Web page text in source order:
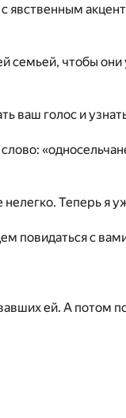
явственным
семьей, чтобы они
ваш голос и
Теперь я
повидаться с
ей. А потом